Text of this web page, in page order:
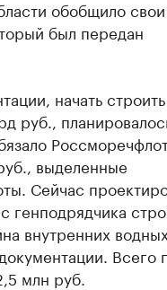
обобщило свои
был передан
начать
руб.,
выделенные
Сейчас
генподрядчика
внутренних
Всего
млн руб.